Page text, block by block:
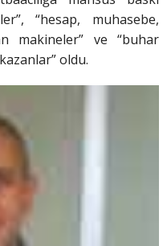
“hesap, muhasebe,
makineler” ve “buhar
oldu.